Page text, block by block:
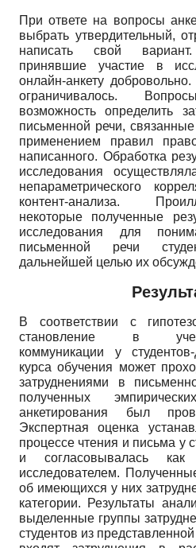
При ответе на вопросы
выбрать утвердительный,
написать свой
принявшие участие в
онлайн-анкету
ограничивалось.
возможность определить
письменной речи,
применением правил
написанного. Обработка
исследования
непараметрического
контент-анализа.
некоторые полученные
исследования для
письменной речи
дальнейшей целью их
В соответствии с
становление в
коммуникации у
курса обучения может
затруднениями в
полученных
анкетирования был
Экспертная оценка
процессе чтения и письма у
и согласовывалась
исследователем.
об имеющихся у них
категории. Результаты
выделенные группы
студентов из